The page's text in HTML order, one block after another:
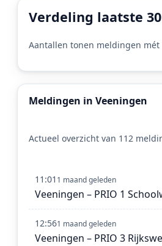
Verdeling laatste
Aantallen tonen meldingen
Meldingen in Veeningen
Actueel overzicht van 112
11:01 1 maand geleden
Veeningen – PRIO 1
12:561 maand geleden
Veeningen – PRIO 3